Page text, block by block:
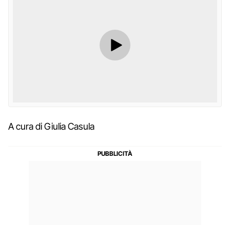
A cura di Giulia Casula